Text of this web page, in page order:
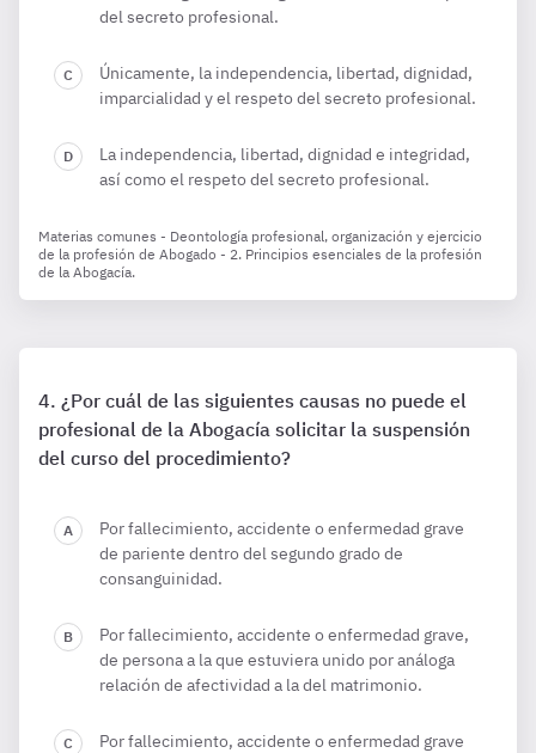
del secreto profesional.
Únicamente, la independencia, libertad, dignidad,
imparcialidad y el respeto del secreto profesional.
La independencia, libertad, dignidad e integridad,
así como el respeto del secreto profesional.
Materias comunes - Deontología profesional, organización y ejercicio
de la profesión de Abogado - 2. Principios esenciales de la profesión
de la Abogacía.
¿Por cuál de las siguientes causas no puede el
profesional de la Abogacía solicitar la suspensión
del curso del procedimiento?
Por fallecimiento, accidente o enfermedad grave
de pariente dentro del segundo grado de
consanguinidad.
Por fallecimiento, accidente o enfermedad grave,
de persona a la que estuviera unido por análoga
relación de afectividad a la del matrimonio.
Por fallecimiento, accidente o enfermedad grave